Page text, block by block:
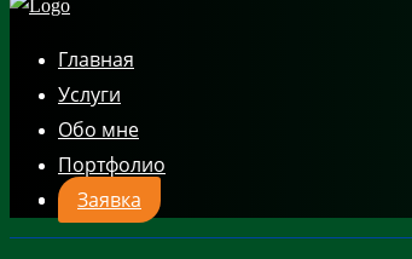
Главная
Услуги
Обо мне
Портфолио
Заявка